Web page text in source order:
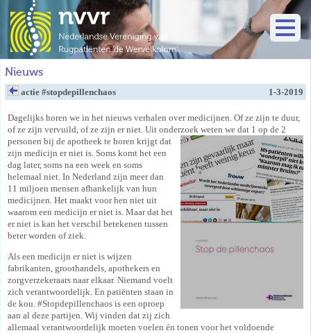
Nieuws
actie #stopdepillenchaos 1-3-2019
Dagelijks horen we in het nieuws verhalen over medicijnen. Of ze zijn te duur,
of ze zijn vervuild, of ze zijn er niet. Uit onderzoek weten we dat 1 op de 2
personen bij de apotheek te horen krijgt dat
zijn medicijn er niet is. Soms komt het een
dag later, soms na een week en soms
helemaal niet. In Nederland zijn meer dan
11 miljoen mensen afhankelijk van hun
medicijnen. Het maakt voor hen niet uit
waarom een medicijn er niet is. Maar dat het
er niet is kan het verschil betekenen tussen
beter worden of ziek.
Als een medicijn er niet is wijzen
fabrikanten, groothandels, apothekers en
zorgverzekeraars naar elkaar. Niemand voelt
zich verantwoordelijk. En patiënten staan in
de kou. #Stopdepillenchaos is een oproep
aan al deze partijen. Wij vinden dat zij zich
allemaal verantwoordelijk moeten voelen én tonen voor het voldoende